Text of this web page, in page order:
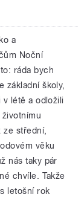
a
Noční
ráda bych
základní školy,
létě a odložili
střední,
věku
nás taky pár
chvíle. Takže
letošní rok